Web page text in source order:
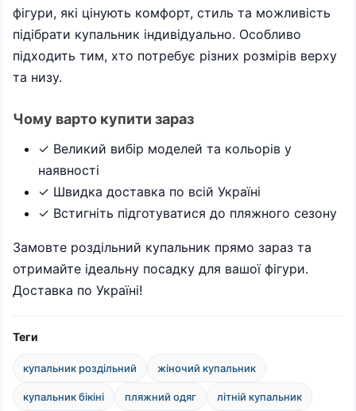
фігури, які цінують комфорт, стиль та можливість
підібрати купальник індивідуально. Особливо
підходить тим, хто потребує різних розмірів верху
та низу.
Чому варто купити зараз
✓ Великий вибір моделей та кольорів у
наявності
✓ Швидка доставка по всій Україні
✓ Встигніть підготуватися до пляжного сезону
Замовте роздільний купальник прямо зараз та
отримайте ідеальну посадку для вашої фігури.
Доставка по Україні!
Теги
купальник роздільний жіночий купальник
купальник бікіні пляжний одяг літній купальник